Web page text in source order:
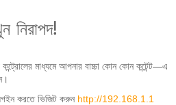
নিরাপদ!
মাধ্যমে আপনার বাচ্চা কোন কোন কন্টেন্ট—এ
করতে ভিজিট করুনhttp://192.168.1.1